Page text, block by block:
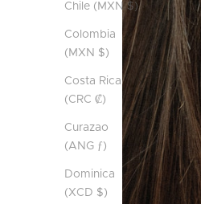
Chile (MXN $)
Colombia
(MXN $)
Costa Rica
(CRC ₡)
Curazao
(ANG ƒ)
Dominica
(XCD $)